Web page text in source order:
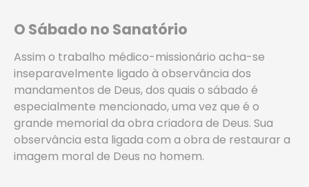
O Sábado no Sanatório
Assim o trabalho médico-missionário acha-se
inseparavelmente ligado à observância dos
mandamentos de Deus, dos quais o sábado é
especialmente mencionado, uma vez que é o
grande memorial da obra criadora de Deus. Sua
observância esta ligada com a obra de restaurar a
imagem moral de Deus no homem.